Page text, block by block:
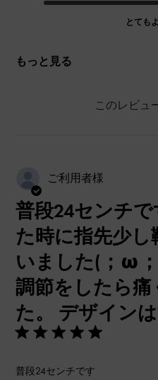
とても
もっと見る
このレビュ
ご利用者様
普段24センチ
た時に指先少
いました(；ω
調節をしたら
た。 デザイン
普段24センチです